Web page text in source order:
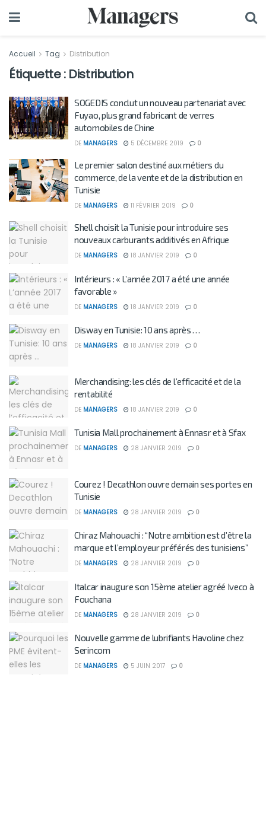
Accueil Tag Distribution
Étiquette : Distribution
SOGEDIS conclut un nouveau partenariat avec
Fuyao, plus grand fabricant de verres
automobiles de Chine
DE MANAGERS 5 DÉCEMBRE 2019 0
Le premier salon destiné aux métiers du
commerce, de la vente et de la distribution en
Tunisie
DE MANAGERS 11 FÉVRIER 2019 0
Shell choisit la Tunisie pour introduire ses
nouveaux carburants additivés en Afrique
DE MANAGERS 18 JANVIER 2019 0
Intérieurs : « L’année 2017 a été une année
favorable »
DE MANAGERS 18 JANVIER 2019 0
Disway en Tunisie: 10 ans après …
DE MANAGERS 18 JANVIER 2019 0
Merchandising: les clés de l’efficacité et de la
rentabilité
DE MANAGERS 18 JANVIER 2019 0
Tunisia Mall prochainement à Ennasr et à Sfax
DE MANAGERS 28 JANVIER 2019 0
Courez ! Decathlon ouvre demain ses portes en
Tunisie
DE MANAGERS 28 JANVIER 2019 0
Chiraz Mahouachi : “Notre ambition est d’être la
marque et l’employeur préférés des tunisiens”
DE MANAGERS 28 JANVIER 2019 0
Italcar inaugure son 15ème atelier agréé Iveco à
Fouchana
DE MANAGERS 28 JANVIER 2019 0
Nouvelle gamme de lubrifiants Havoline chez
Serincom
DE MANAGERS 5 JUIN 2017 0